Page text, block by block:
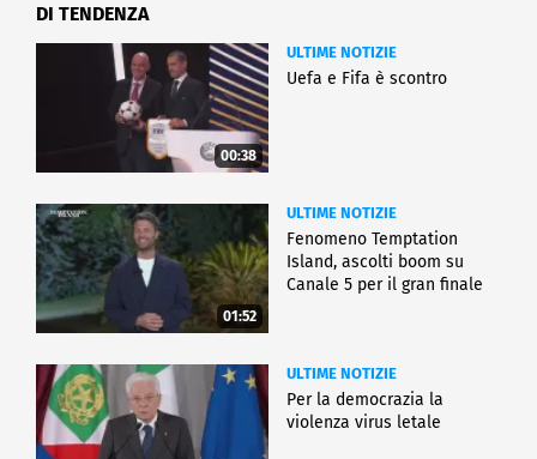
DI TENDENZA
00:38
ULTIME NOTIZIE
Uefa e Fifa è scontro
01:52
ULTIME NOTIZIE
Fenomeno Temptation
Island, ascolti boom su
Canale 5 per il gran finale
ULTIME NOTIZIE
Per la democrazia la
violenza virus letale